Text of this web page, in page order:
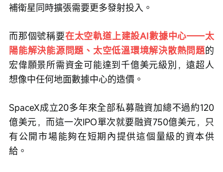
補衛星同時擴張需要更多發射投入。
而那個號稱要在太空軌道上建設AI數據中心——太
陽能解決能源問題、太空低溫環境解決散熱問題的
宏偉願景所需資金可能達到千億美元級別，遠超人
想像中任何地面數據中心的造價。
SpaceX成立20多年來全部私募融資加總不過約120
億美元，而這一次IPO單次就要融資750億美元，只
有公開市場能夠在短期內提供這個量級的資本供
給。